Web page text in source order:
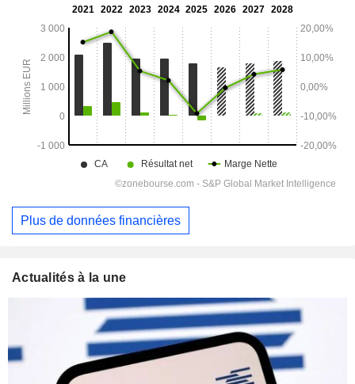
Plus de données financières
Actualités à la une